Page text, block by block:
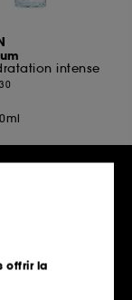
intense
30
offrir la